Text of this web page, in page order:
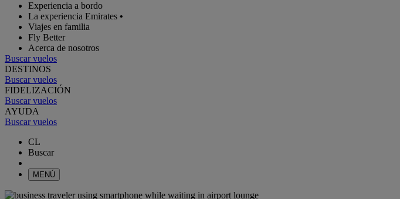
Experiencia a bordo
La experiencia Emirates •
Viajes en familia
Fly Better
Acerca de nosotros
Buscar vuelos
DESTINOS
Buscar vuelos
FIDELIZACIÓN
Buscar vuelos
AYUDA
Buscar vuelos
CL
Buscar
MENÚ